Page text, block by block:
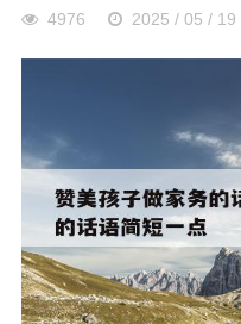
4976 2025 / 05 / 19